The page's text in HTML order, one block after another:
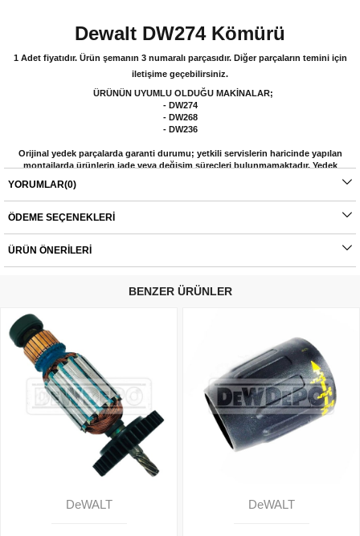
Dewalt DW274 Kömürü
1 Adet fiyatıdır. Ürün şemanın 3 numaralı parçasıdır. Diğer parçaların temini için
iletişime geçebilirsiniz.
ÜRÜNÜN UYUMLU OLDUĞU MAKİNALAR;
- DW274
- DW268
- DW236
Orijinal yedek parçalarda garanti durumu; yetkili servislerin haricinde yapılan
montajlarda ürünlerin iade veya değişim süreçleri bulunmamaktadır. Yedek
parçalar tamamı orijinal olup, fabrikadan çıkmadan kontrol edilmektedir. Yetkili
servis haricinde yapılan montajlardan kaynaklı sorunlar tamamen müşteriye aittir.
Ürünlerin değişim süreçlerindeki kargo bedelleri müşteriye aittir.
YORUMLAR(0)
ÖDEME SEÇENEKLERI
ÜRÜN ÖNERILERI
BENZER ÜRÜNLER
DeWALT DeWALT